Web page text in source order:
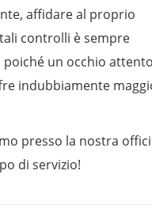
affidare al proprio
controlli è sempre
un occhio
indubbiamente
presso la nostra
di servizio!